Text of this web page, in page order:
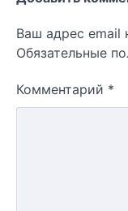
Ваш адрес email
Обязательные
Комментарий *